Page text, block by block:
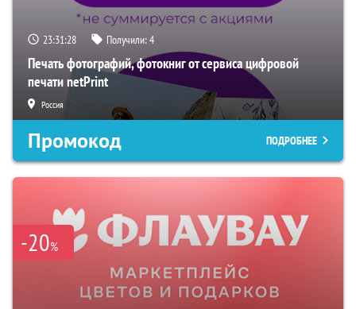
23:31:27 Получили:4
Печать фотографий, фотокниг от сервиса цифровой
печати netPrint
Россия
Промокод ПОДРОБНЕЕ
-20%